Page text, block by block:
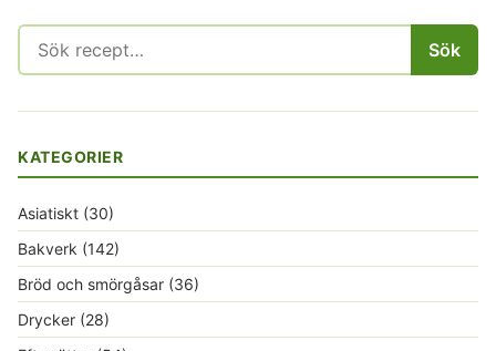
Sök
efter:
Sök
KATEGORIER
Asiatiskt (30)
Bakverk (142)
Bröd och smörgåsar (36)
Drycker (28)